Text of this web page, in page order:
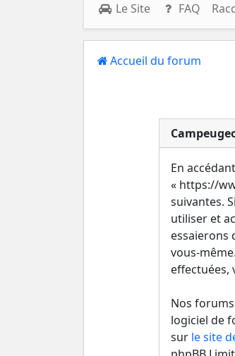
Le Site FAQ
Accueil du forum
En
« https://
suivantes.
utiliser et
essaierons
vous-
effectuées,
Nos
logiciel de
sur le site